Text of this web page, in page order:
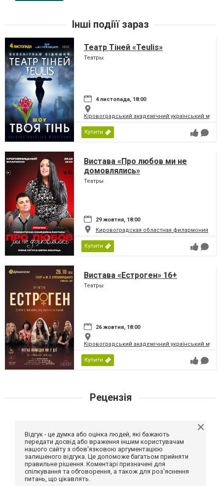
Інші подіїї зараз
Театр Тіней «Teulis»
Театры
4 листопада, 18:00
Кіровоградський академічний український
Купити
Вистава «Про любов ми не
домовлялись»
Театры
29 жовтня, 18:00
Кировоградская областная филармония
Купити
Вистава «Естроген» 16+
Театры
26 жовтня, 18:00
Кіровоградський академічний український
Купити
Рецензія
Відгук - це думка або оцінка людей, які бажають
передати досвід або враження іншим користувачам
нашого сайту з обов'язковою аргументацією
залишеного відгука. Це допоможе багатьом прийняти
правильне рішення. Коментарі призначені для
спілкування та обговорення, а також для роз'яснення
питань, що цікавлять.